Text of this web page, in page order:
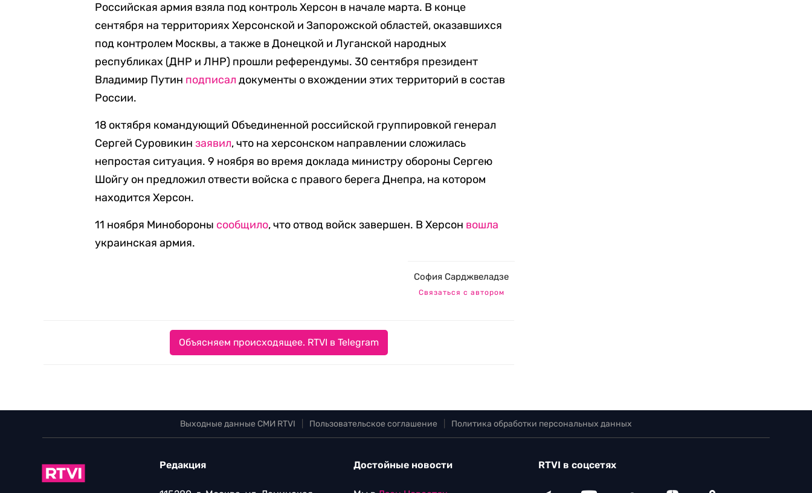
Российская армия взяла под контроль Херсон в начале марта. В конце
сентября на территориях Херсонской и Запорожской областей, оказавшихся
под контролем Москвы, а также в Донецкой и Луганской народных
республиках (ДНР и ЛНР) прошли референдумы. 30 сентября президент
Владимир Путин подписал документы о вхождении этих территорий в состав
России.
18 октября командующий Объединенной российской группировкой генерал
Сергей Суровикинзаявил, что на херсонском направлении сложилась
непростая ситуация. 9 ноября во время доклада министру обороны Сергею
Шойгу он предложил отвести войска с правого берега Днепра, на котором
находится Херсон.
11 ноября Минобороны сообщило, что отвод войск завершен. В Херсон вошла
украинская армия.
София Сарджвеладзе
Связаться с автором
Объясняем происходящее. RTVI в Telegram
Выходные данные СМИ RTVI Пользовательское соглашение Политика обработки персональных данных
Редакция Достойные новости RTVI в соцсетях